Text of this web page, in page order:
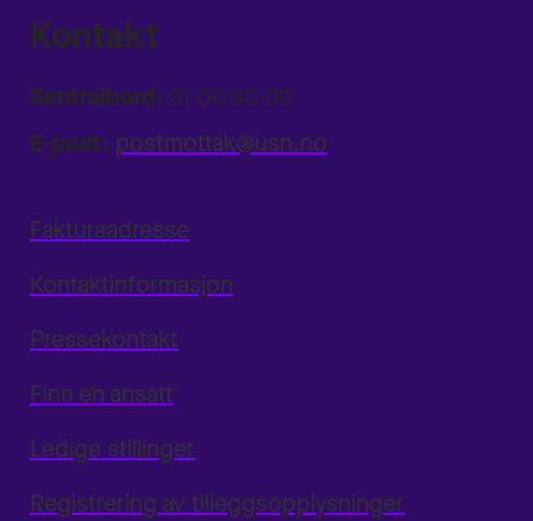
Kontakt
Sentralbord: 31 00 80 00
E-post: postmottak@usn.no
Fakturaadresse
Kontaktinformasjon
Pressekontakt
Finn en ansatt
Ledige stillinger
Registrering av tilleggsopplysninger